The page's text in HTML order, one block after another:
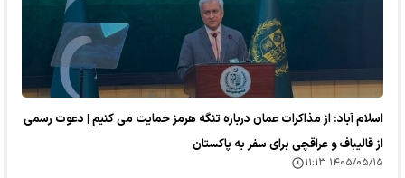
اسلام آباد: از مذاکرات عمان درباره تنگه هرمز حمایت می کنیم | دعوت رسمی
از قالیباف و عراقچی برای سفر به پاکستان
۱۴۰۵/۰۵/۱۵ ۱۱:۱۳